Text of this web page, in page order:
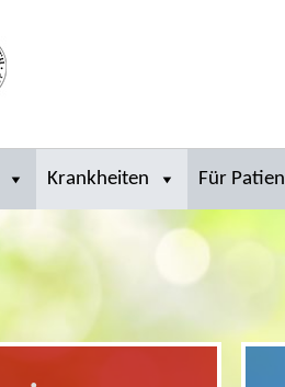
Krankheiten Für